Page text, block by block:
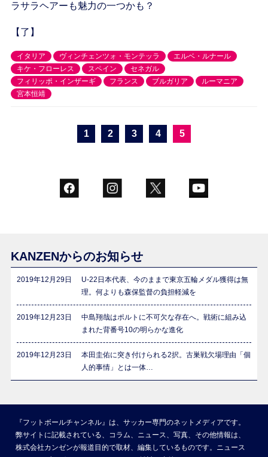
ラサラヘアーも魅力の一つかも？
【了】
イタリア ヴィンチェンツォ・モンテッラ
エルベ・ルナール
キケ・フローレス
スペイン
セネガル
フィリッポ・インザーギ
フランス ブルガリア
ルーマニア
宮本恒靖
1 2 3 4 5
KANZENからのお知らせ
2019年12月29日
U-22日本代表、今のままで東京五輪メダル獲得は無
理。何よりも森保監督の負担軽減を
2019年12月23日
中島翔哉はポルトに不可欠な存在へ。戦術に組み込
まれた背番号10の明らかな進化
2019年12月23日
本田圭佑に突き付けられる2択。古巣戦欠場理由「個
人的事情」とは一体…
『フットボールチャンネル』は、サッカー専門のネットメディアです。
弊サイトに記載されている、コラム、ニュース、写真、その他情報は、
株式会社カンゼンが報道目的で取材、編集しているものです。ニュース